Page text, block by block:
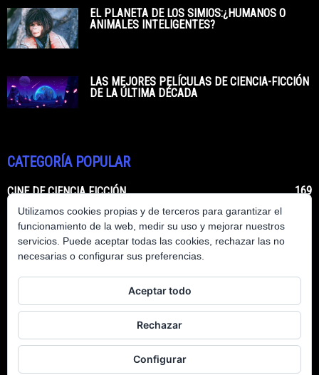
EL PLANETA DE LOS SIMIOS:¿HUMANOS O
ANIMALES INTELIGENTES?
LAS MEJORES PELÍCULAS DE CIENCIA-FICCIÓN
DE LA ÚLTIMA DÉCADA
CATEGORÍA POPULAR
CINE DE CIENCIA FICCIÓN
169
LIBROS DE CIENCIA FICCIÓN
CIENCIA FICCIÓN HECHA REALIDAD
SERIES DE CIENCIA FICCIÓN
COMICS DE CIENCIA FICCIÓN
12
PERSONAJES DE CIENCIA FICCIÓN
VIDEOJUEGOS DE CIENCIA FICCIÓN
Utilizamos cookies propias y de terceros para garantizar el
funcionamiento de la web, medir su uso y mejorar nuestros
servicios. Puede aceptar todas las cookies, rechazar las no
necesarias o configurar sus preferencias.
Aceptar todo
Rechazar
Configurar